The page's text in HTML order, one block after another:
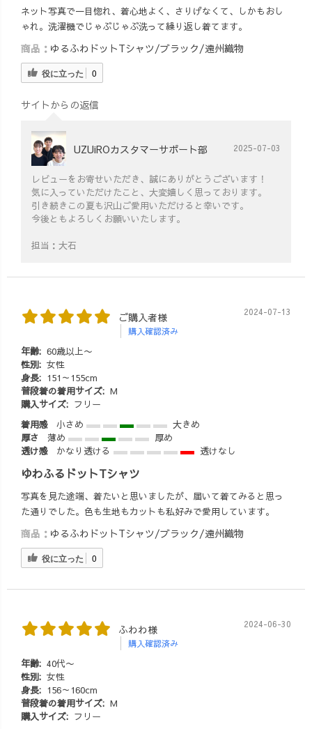
ネット写真で一目惚れ、着心地よく、さりげなくて、しかもおし
ゃれ。洗濯機でじゃぶじゃぶ洗って繰り返し着てます。
商品： ゆるふわドットTシャツ/ブラック/遠州織物
役に立った 0
サイトからの返信
UZUiROカスタマーサポート部 2025-07-03
レビューをお寄せいただき、誠にありがとうございます！
気に入っていただけたこと、大変嬉しく思っております。
引き続きこの夏も沢山ご愛用いただけると幸いです。
今後ともよろしくお願いいたします。
担当：大石
ご購入者様
購入確認済み
2024-07-13
年齢: 60歳以上〜
性別: 女性
身長: 151～155cm
普段着の着用サイズ: M
購入サイズ: フリー
着用感
小さめ
大きめ
厚さ
薄め
厚め
透け感
かなり透ける 透けなし
ゆわふるドットTシャツ
写真を見た途端、着たいと思いましたが、届いて着てみると思っ
た通りでした。色も生地もカットも私好みで愛用しています。
商品： ゆるふわドットTシャツ/ブラック/遠州織物
役に立った 0
ふわわ様
購入確認済み
2024-06-30
年齢: 40代〜
性別: 女性
身長: 156～160cm
普段着の着用サイズ: M
購入サイズ: フリー